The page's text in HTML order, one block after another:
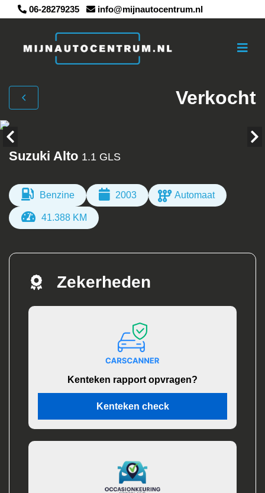
06-28279235 info@mijnautocentrum.nl
Verkocht
Suzuki Alto 1.1 GLS
Benzine 2003 Automaat
41.388 KM
Zekerheden
Kenteken rapport opvragen?
Kenteken check